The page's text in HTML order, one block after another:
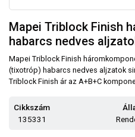
Mapei Triblock Finish
habarcs nedves
Mapei Triblock Finish
(tixotróp) habarcs nedves aljzatok
Triblock Finish ár az A+B+C
Cikkszám
135331